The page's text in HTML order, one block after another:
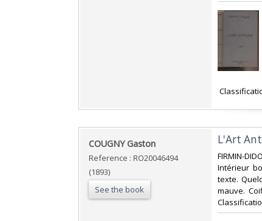
‎COUGNY Gaston‎
Reference : RO20046494
(1893)
See the book
‎L'Art
‎FIRMIN-
Intérieur
texte.
mauve.